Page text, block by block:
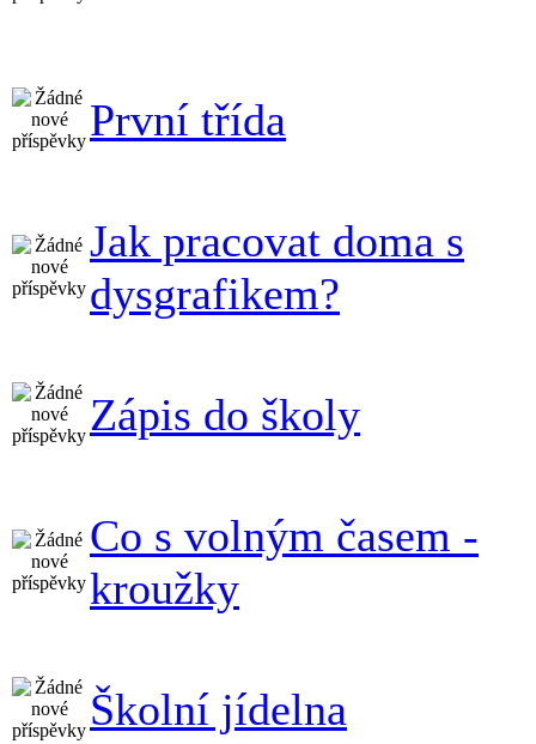
První třída
Jak pracovat doma s
dysgrafikem?
Zápis do školy
Co s volným časem -
kroužky
Školní jídelna